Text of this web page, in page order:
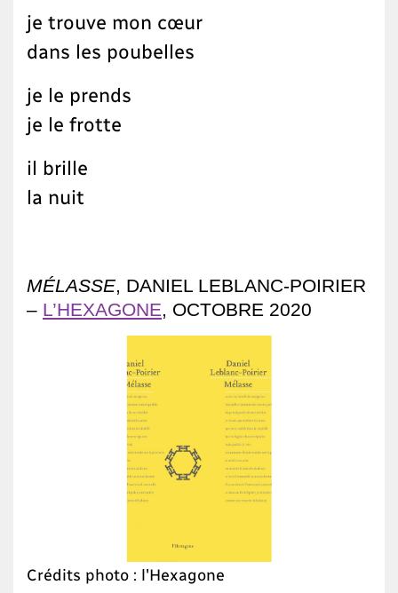
je trouve mon cœur
dans les poubelles
je le prends
je le frotte
il brille
la nuit
MÉLASSE, DANIEL LEBLANC-POIRIER
– L’HEXAGONE, OCTOBRE 2020
Crédits photo : l'Hexagone